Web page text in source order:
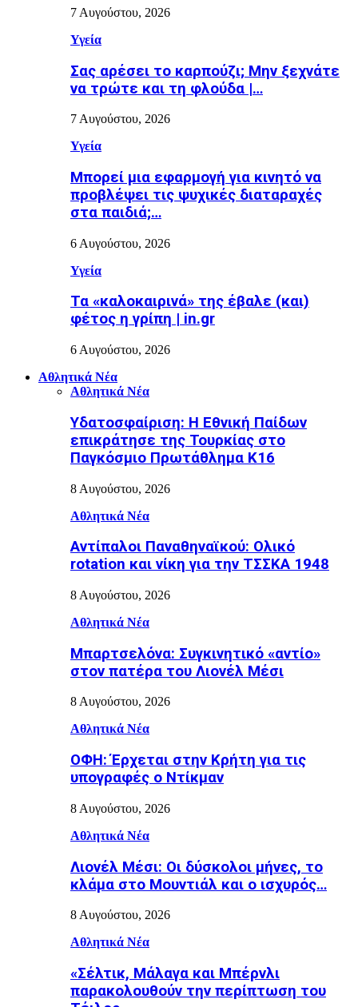
7 Αυγούστου, 2026
Υγεία
Σας αρέσει το καρπούζι; Μην ξεχνάτε
να τρώτε και τη φλούδα |…
7 Αυγούστου, 2026
Υγεία
Μπορεί μια εφαρμογή για κινητό να
προβλέψει τις ψυχικές διαταραχές
στα παιδιά;…
6 Αυγούστου, 2026
Υγεία
Τα «καλοκαιρινά» της έβαλε (και)
φέτος η γρίπη | in.gr
6 Αυγούστου, 2026
Αθλητικά Νέα
Αθλητικά Νέα
Υδατοσφαίριση: Η Εθνική Παίδων
επικράτησε της Τουρκίας στο
Παγκόσμιο Πρωτάθλημα Κ16
8 Αυγούστου, 2026
Αθλητικά Νέα
Αντίπαλοι Παναθηναϊκού: Ολικό
rotation και νίκη για την ΤΣΣΚΑ 1948
8 Αυγούστου, 2026
Αθλητικά Νέα
Μπαρτσελόνα: Συγκινητικό «αντίο»
στον πατέρα του Λιονέλ Μέσι
8 Αυγούστου, 2026
Αθλητικά Νέα
ΟΦΗ: Έρχεται στην Κρήτη για τις
υπογραφές ο Ντίκμαν
8 Αυγούστου, 2026
Αθλητικά Νέα
Λιονέλ Μέσι: Οι δύσκολοι μήνες, το
κλάμα στο Μουντιάλ και ο ισχυρός…
8 Αυγούστου, 2026
Αθλητικά Νέα
«Σέλτικ, Μάλαγα και Μπέρνλι
παρακολουθούν την περίπτωση του